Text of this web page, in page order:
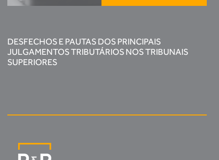
DESFECHOS E PAUTAS DOS PRINCIPAIS
JULGAMENTOS TRIBUTÁRIOS NOS TRIBUNAIS
SUPERIORES